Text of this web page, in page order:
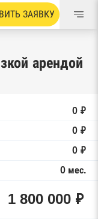
ЗАЯВКУ
арендой
0 ₽
0 ₽
0 ₽
0 мес.
1 800 000 ₽